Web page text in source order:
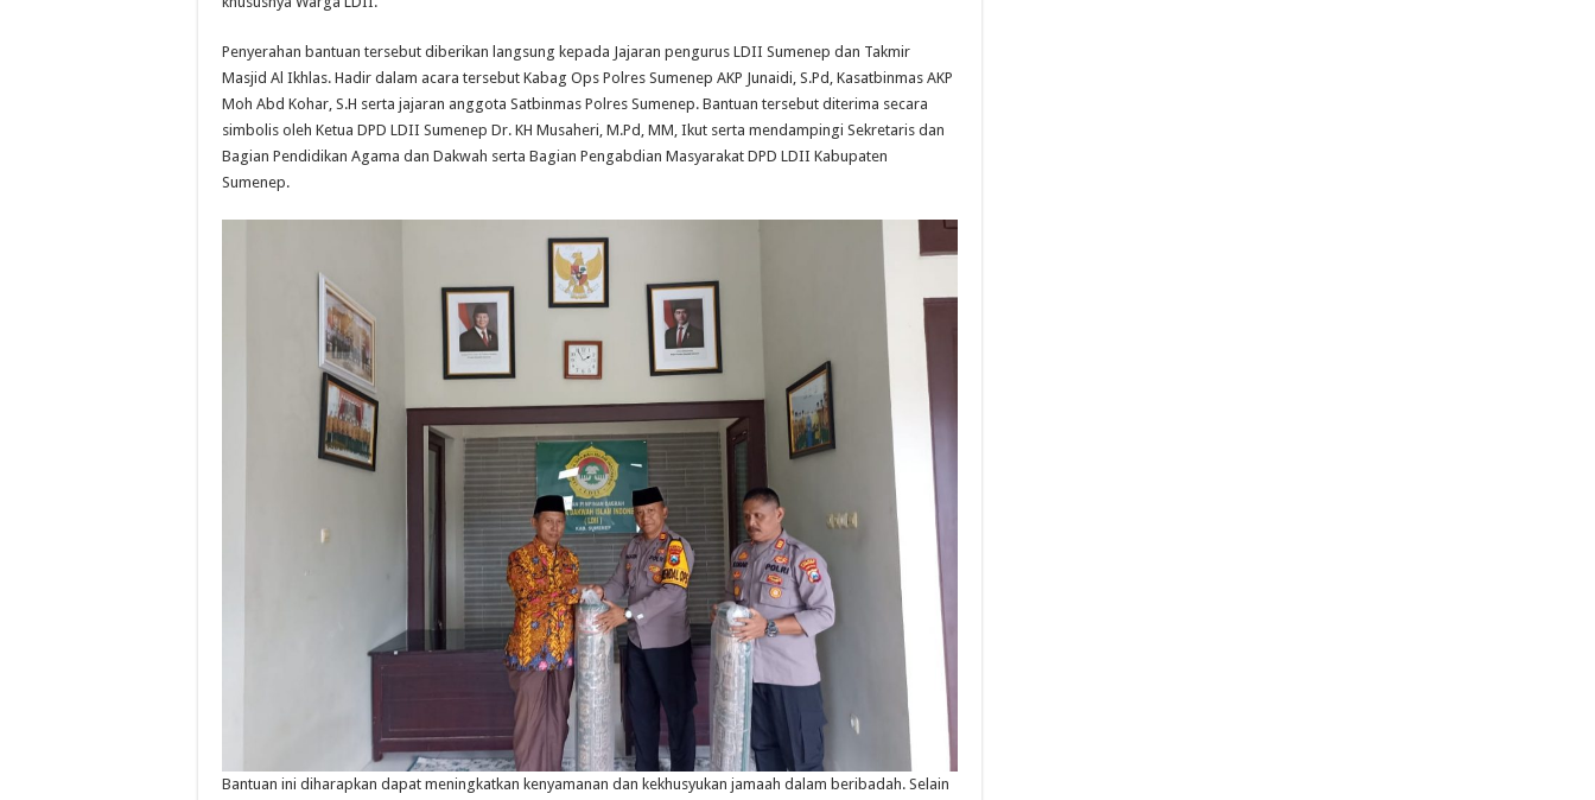
Penyerahan bantuan tersebut diberikan langsung kepada Jajaran pengurus LDII Sumenep dan Takmir
Masjid Al Ikhlas. Hadir dalam acara tersebut Kabag Ops Polres Sumenep AKP Junaidi, S.Pd, Kasatbinmas AKP
Moh Abd Kohar, S.H serta jajaran anggota Satbinmas Polres Sumenep. Bantuan tersebut diterima secara
simbolis oleh Ketua DPD LDII Sumenep Dr. KH Musaheri, M.Pd, MM, Ikut serta mendampingi Sekretaris dan
Bagian Pendidikan Agama dan Dakwah serta Bagian Pengabdian Masyarakat DPD LDII Kabupaten
Sumenep.
Bantuan ini diharapkan dapat meningkatkan kenyamanan dan kekhusyukan jamaah dalam beribadah. Selain